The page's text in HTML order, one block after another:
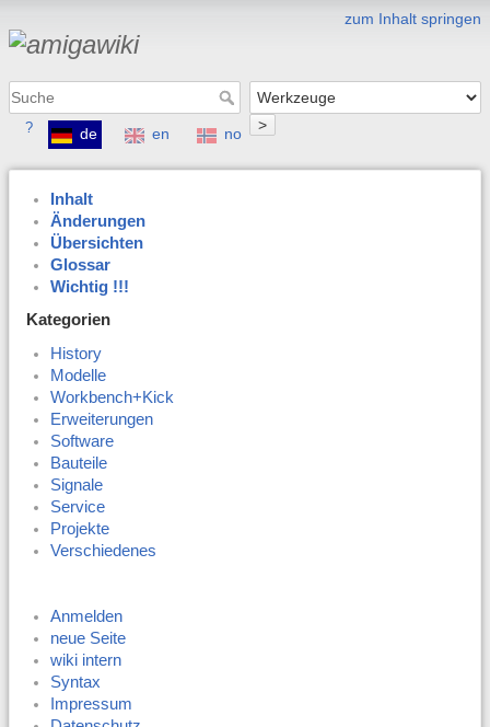
zum Inhalt springen
>
? de en no
Inhalt
Änderungen
Übersichten
Glossar
Wichtig !!!
Kategorien
History
Modelle
Workbench+Kick
Erweiterungen
Software
Bauteile
Signale
Service
Projekte
Verschiedenes
Anmelden
neue Seite
wiki intern
Syntax
Impressum